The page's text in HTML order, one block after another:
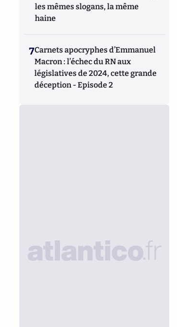
les mêmes slogans, la même
haine
7Carnets apocryphes d’Emmanuel
Macron : l’échec du RN aux
législatives de 2024, cette grande
déception - Episode 2